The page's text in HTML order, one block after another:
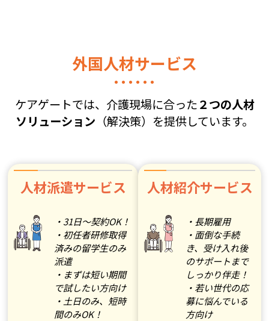
外国人材サービス
ケアゲートでは、介護現場に合った２つの人材
ソリューション （解決策）を提供しています。
人材派遣サービス
・31日～契約OK！
・初任者研修取得
済みの留学生のみ
派遣
・まずは短い期間
で試したい方向け
・土日のみ、短時
間のみOK！
人材紹介サービス
・長期雇用
・面倒な手続
き、受け入れ後
のサポートまで
しっかり伴走！
・若い世代の応
募に悩んでいる
方向け